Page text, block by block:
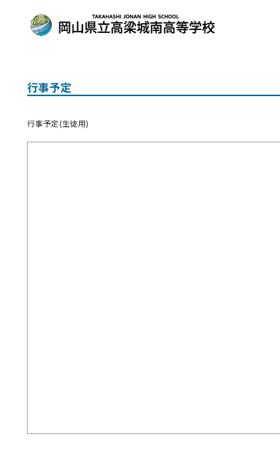
行事予定
行事予定(生徒用)